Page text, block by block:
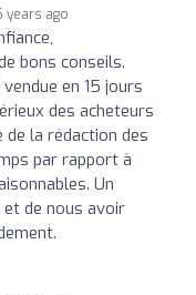
years ago
bons conseils.
en 15 jours
des acheteurs
la rédaction des
par rapport à
Un
de nous avoir